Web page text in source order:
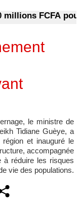
FCFA pour
le ministre de
Tidiane Guèye, a
et inauguré le
accompagnée
réduire les risques
vie des populations.